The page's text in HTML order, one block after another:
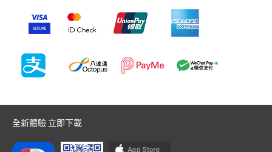
全新體驗 立即下載